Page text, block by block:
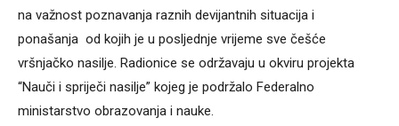
na važnost poznavanja raznih devijantnih situacija i
ponašanja od kojih je u posljednje vrijeme sve češće
vršnjačko nasilje. Radionice se održavaju u okviru projekta
“Nauči i spriječi nasilje” kojeg je podržalo Federalno
ministarstvo obrazovanja i nauke.